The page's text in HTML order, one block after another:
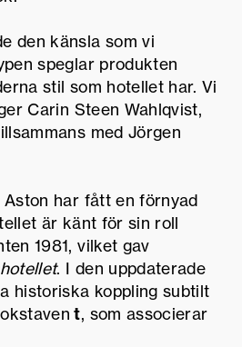
den känsla som vi
speglar produkten
stil som hotellet har. Vi
Carin Steen Wahlqvist,
med Jörgen
har fått en förnyad
är känt för sin roll
1981, vilket gav
. I den uppdaterade
historiska koppling subtilt
t, som associerar